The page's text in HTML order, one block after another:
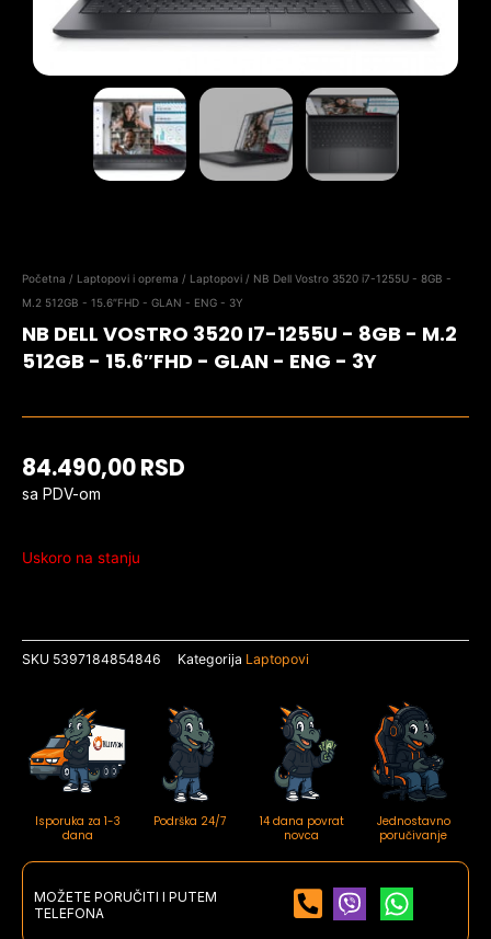
Početna / Laptopovi i oprema / Laptopovi / NB Dell Vostro 3520 i7-1255U - 8GB -
M.2 512GB - 15.6″FHD - GLAN - ENG - 3Y
NB DELL VOSTRO 3520 I7-1255U - 8GB - M.2
512GB - 15.6″FHD - GLAN - ENG - 3Y
84.490,00RSD
sa PDV-om
Uskoro na stanju
SKU 5397184854846 Kategorija Laptopovi
Isporuka za 1-3
dana
Podrška 24/7
14 dana povrat
novca
Jednostavno
poručivanje
MOŽETE PORUČITI I PUTEM
TELEFONA